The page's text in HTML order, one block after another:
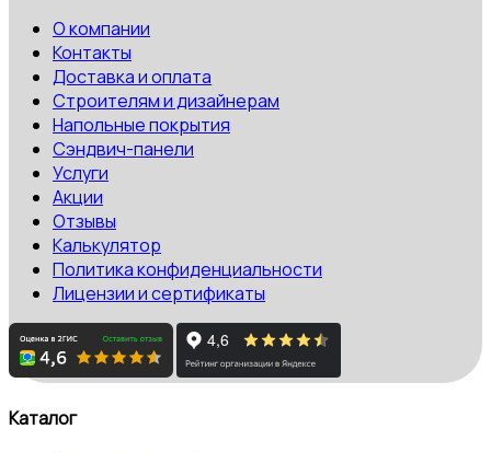
О компании
Контакты
Доставка и оплата
Строителям и дизайнерам
Напольные покрытия
Сэндвич-панели
Услуги
Акции
Отзывы
Калькулятор
Политика конфиденциальности
Лицензии и сертификаты
Каталог